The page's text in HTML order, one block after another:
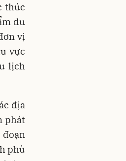
thúc
du
vị
vực
lịch
địa
phát
phù